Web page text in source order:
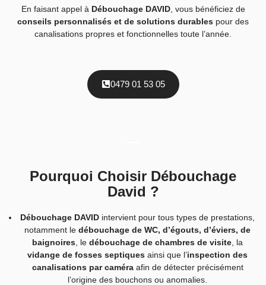
En faisant appel à Débouchage DAVID, vous bénéficiez de
conseils personnalisés et de solutions durables pour des
canalisations propres et fonctionnelles toute l’année.
0479 01 53 05
Pourquoi Choisir Débouchage
David ?
Débouchage DAVID intervient pour tous types de prestations,
notamment le débouchage de WC, d’égouts, d’éviers, de
baignoires , le débouchage de chambres de visite , la
vidange de fosses septiques ainsi que l’inspection des
canalisations par caméraafin de détecter précisément
l’origine des bouchons ou anomalies.